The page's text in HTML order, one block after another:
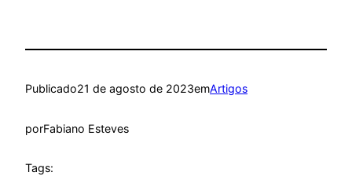
Publicado21 de agosto de 2023emArtigos
porFabiano Esteves
Tags: